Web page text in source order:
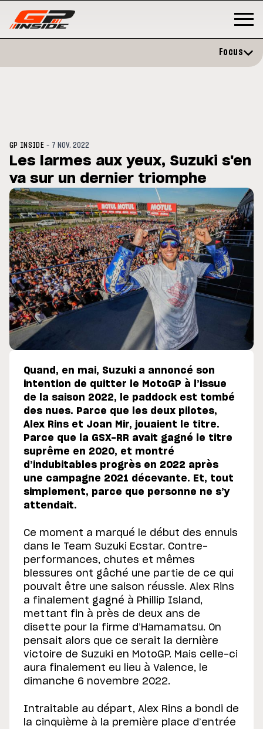
: Horaires et
du GP de Grande-
MOTO GP
Zarco évite l'opération et vise
retour en septembre
Focus
GP INSIDE - 7 NOV. 2022
Les larmes aux yeux, Suzuki s'en
va sur un dernier triomphe
Quand, en mai, Suzuki a annoncé son
intention de quitter le MotoGP à l’issue
de la saison 2022, le paddock est tombé
des nues. Parce que les deux pilotes,
Alex Rins et Joan Mir, jouaient le titre.
Parce que la GSX-RR avait gagné le titre
suprême en 2020, et montré
d’indubitables progrès en 2022 après
une campagne 2021 décevante. Et, tout
simplement, parce que personne ne s’y
attendait.
Ce moment a marqué le début des ennuis
dans le Team Suzuki Ecstar. Contre-
performances, chutes et mêmes
blessures ont gâché une partie de ce qui
pouvait être une saison réussie. Alex Rins
a finalement gagné à Phillip Island,
mettant fin à près de deux ans de
disette pour la firme d’Hamamatsu. On
pensait alors que ce serait la dernière
victoire de Suzuki en MotoGP. Mais celle-ci
aura finalement eu lieu à Valence, le
dimanche 6 novembre 2022.
Intraitable au départ, Alex Rins a bondi de
la cinquième à la première place d’entrée